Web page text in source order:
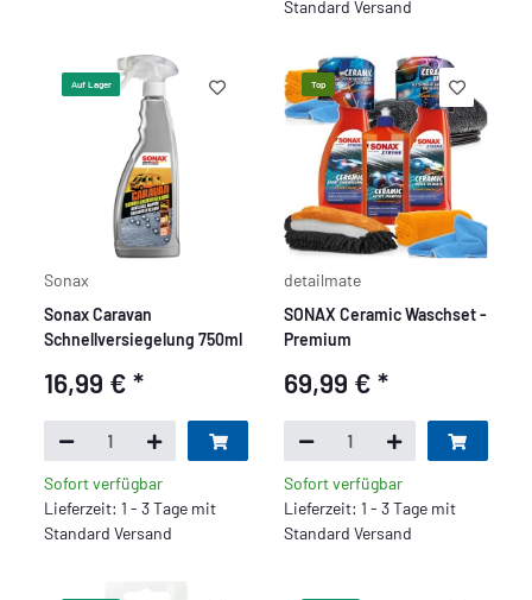
Standard Versand
Auf Lager
Sonax
Sonax Caravan
Schnellversiegelung 750ml
16,99 €*
Sofort verfügbar
Lieferzeit: 1 - 3 Tage mit
Standard Versand
Top
detailmate
SONAX Ceramic Waschset -
Premium
69,99 € *
Sofort verfügbar
Lieferzeit: 1 - 3 Tage mit
Standard Versand